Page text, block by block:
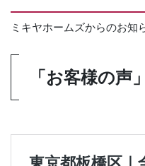
ミキヤホームズからのお知
「お客様の声